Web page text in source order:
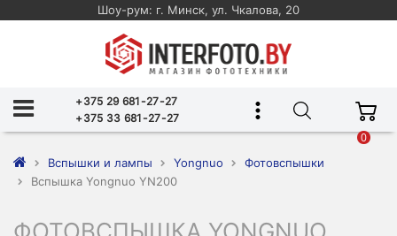
Шоу-рум: г. Минск, ул. Чкалова, 20
+375 29 681-27-27
+375 33 681-27-27
0
Вспышки и лампы Yongnuo
Фотовспышки
Вспышка Yongnuo YN200